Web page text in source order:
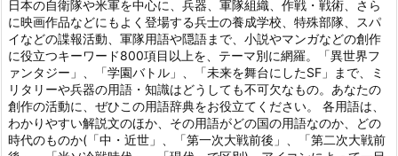
日本の自衛隊や米軍を中心に、兵器、軍隊組織、作戦・戦術、さら
に映画作品などにもよく登場する兵士の養成学校、特殊部隊、スパ
イなどの諜報活動、軍隊用語や隠語まで、小説やマンガなどの創作
に役立つキーワード800項目以上を、テーマ別に網羅。「異世界フ
ァンタジー」、「学園バトル」、「未来を舞台にしたSF」まで、ミ
リタリーや兵器の用語・知識はどうしても不可欠なもの。あなたの
創作の活動に、ぜひこの用語辞典をお役立てください。 各用語は、
わかりやすい解説文のほか、その用語がどの国の用語なのか、どの
時代のものか(「中・近世」、「第一次大戦前後」、「第二次大戦前